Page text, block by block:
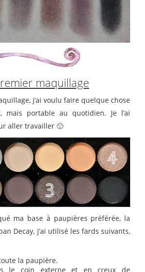
maquillage
j’ai voulu faire quelque chose
mais portable au quotidien. Je l’ai
aller travailler 🙂
ma base à paupières préférée, la
Decay, j’ai utilisé les fards suivants,
la paupière.
le coin externe et en creux de